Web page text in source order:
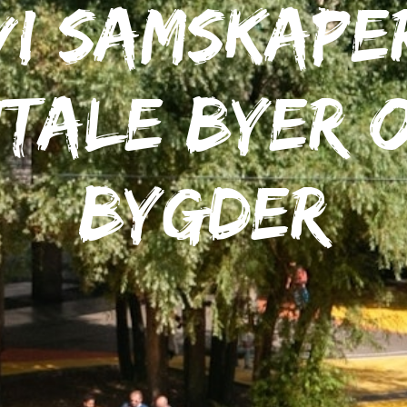
byer
bygder